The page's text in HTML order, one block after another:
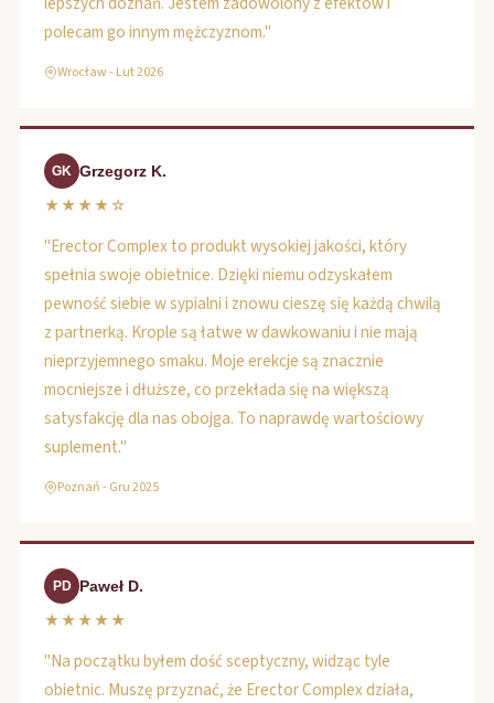
polecam go innym mężczyznom."
Wrocław - Lut 2026
GK Grzegorz K.
★★★★☆
"Erector Complex to produkt wysokiej jakości, który
spełnia swoje obietnice. Dzięki niemu odzyskałem
pewność siebie w sypialni i znowu cieszę się każdą chwilą
z partnerką. Krople są łatwe w dawkowaniu i nie mają
nieprzyjemnego smaku. Moje erekcje są znacznie
mocniejsze i dłuższe, co przekłada się na większą
satysfakcję dla nas obojga. To naprawdę wartościowy
suplement."
Poznań - Gru 2025
PD Paweł D.
★★★★★
"Na początku byłem dość sceptyczny, widząc tyle
obietnic. Muszę przyznać, że Erector Complex działa,